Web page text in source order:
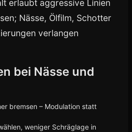
erlaubt aggressive Linien
Nässe, Ölfilm, Schotter
verlangen
bei Nässe und
bremsen – Modulation statt
weniger Schräglage in